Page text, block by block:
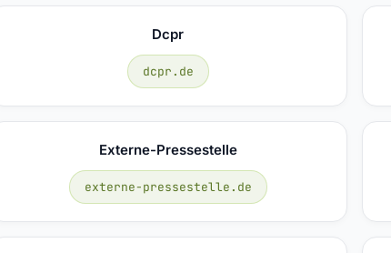
Dcpr
dcpr.de
Externe-Pressestelle
externe-pressestelle.de